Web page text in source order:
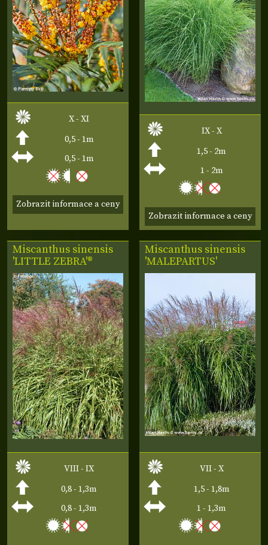
X - XI
0,5 - 1m
0,5 - 1m
Zobrazit informace a ceny
IX - X
1,5 - 2m
1 - 2m
Zobrazit informace a ceny
Miscanthus sinensis
'LITTLE ZEBRA'®
VIII - IX
0,8 - 1,3m
0,8 - 1,3m
Miscanthus sinensis
'MALEPARTUS'
VII - X
1,5 - 1,8m
1 - 1,3m